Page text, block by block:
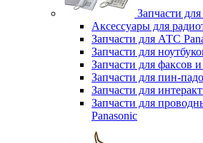
Запчасти
Аксессуары для
Запчасти для АТС
Запчасти для
Запчасти для
Запчасти для пин-
Запчасти для
Запчасти для
Panasonic